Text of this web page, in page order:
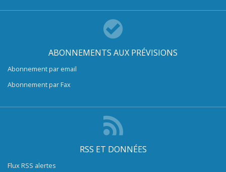
ABONNEMENTS AUX PRÉVISIONS
Abonnement par email
Abonnement par Fax
RSS ET DONNÉES
Flux RSS alertes